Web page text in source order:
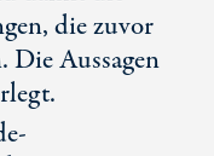
die zuvor
Die Aussagen